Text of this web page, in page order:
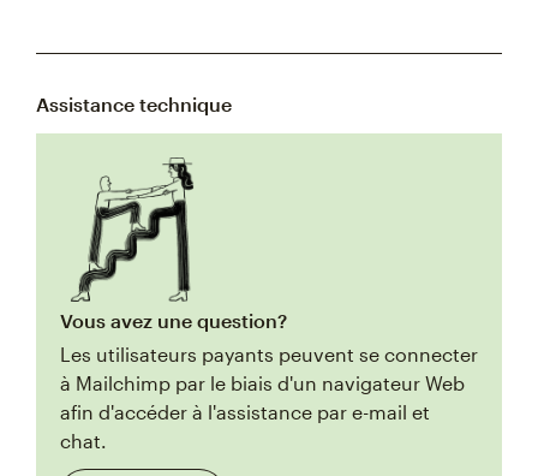
Assistance technique
Vous avez une question?
Les utilisateurs payants peuvent se connecter
à Mailchimp par le biais d'un navigateur Web
afin d'accéder à l'assistance par e-mail et
chat.